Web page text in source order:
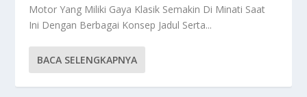
Motor Yang Miliki Gaya Klasik Semakin Di Minati Saat
Ini Dengan Berbagai Konsep Jadul Serta...
BACA SELENGKAPNYA